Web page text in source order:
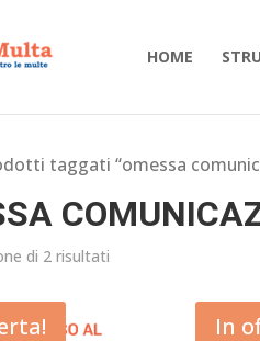
HOME
taggati “omessa
di 2 risultati
In